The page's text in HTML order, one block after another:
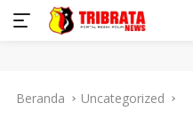
Beranda Uncategorized